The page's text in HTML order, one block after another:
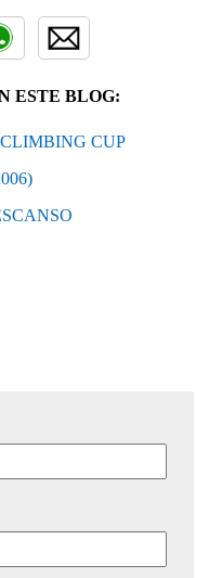
ESTE BLOG:
CUP